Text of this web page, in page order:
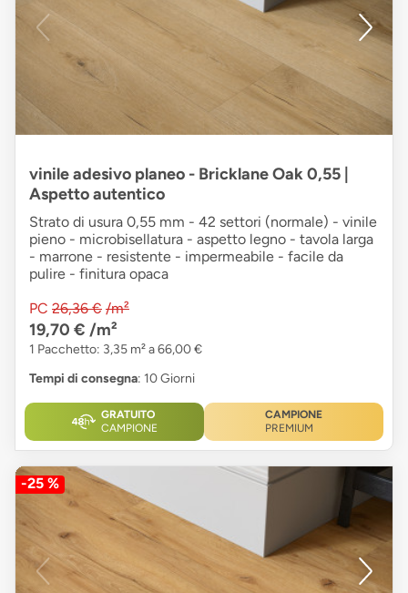
vinile adesivo planeo - Bricklane Oak 0,55 |
Aspetto autentico
Strato di usura 0,55 mm - 42 settori (normale) - vinile
pieno - microbisellatura - aspetto legno - tavola larga
- marrone - resistente - impermeabile - facile da
pulire - finitura opaca
PC 26,36 € /m²
19,70 € /m²
1 Pacchetto: 3,35 m² a 66,00 €
Tempi di consegna: 10 Giorni
GRATUITO
CAMPIONE
CAMPIONE
PREMIUM
-25 %